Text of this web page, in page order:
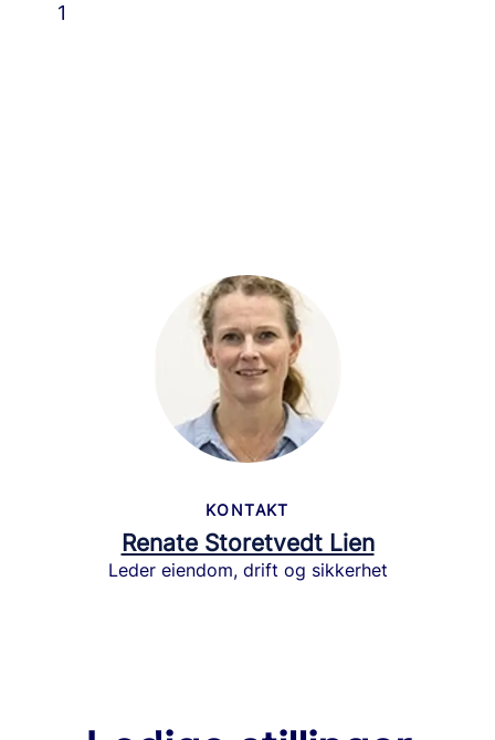
1
KONTAKT
Renate Storetvedt Lien
Leder eiendom, drift og sikkerhet